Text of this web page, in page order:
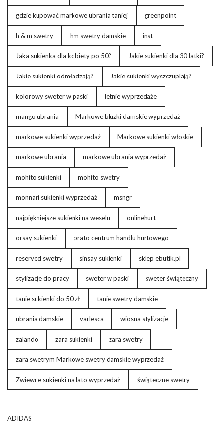
gdzie kupować markowe ubrania taniej greenpoint
h & m swetry hm swetry damskie inst
Jaka sukienka dla kobiety po 50? Jakie sukienki dla 30 latki?
Jakie sukienki odmładzają? Jakie sukienki wyszczuplają?
kolorowy sweter w paski letnie wyprzedaże
mango ubrania Markowe bluzki damskie wyprzedaż
markowe sukienki wyprzedaż Markowe sukienki włoskie
markowe ubrania markowe ubrania wyprzedaż
mohito sukienki mohito swetry
monnari sukienki wyprzedaż msngr
najpiękniejsze sukienki na weselu onlinehurt
orsay sukienki prato centrum handlu hurtowego
reserved swetry sinsay sukienki sklep ebutik.pl
stylizacje do pracy sweter w paski sweter świąteczny
tanie sukienki do 50 zł tanie swetry damskie
ubrania damskie varlesca wiosna stylizacje
zalando zara sukienki zara swetry
zara swetrym Markowe swetry damskie wyprzedaż
Zwiewne sukienki na lato wyprzedaż świąteczne swetry
ADIDAS